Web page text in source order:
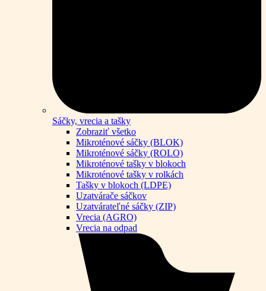
Sáčky, vrecia a tašky
Zobraziť všetko
Mikroténové sáčky (BLOK)
Mikroténové sáčky (ROLO)
Mikroténové tašky v blokoch
Mikroténové tašky v rolkách
Tašky v blokoch (LDPE)
Uzatvárače sáčkov
Uzatvárateľné sáčky (ZIP)
Vrecia (AGRO)
Vrecia na odpad